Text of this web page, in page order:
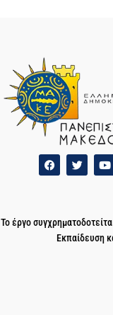
Το έργο
Εκπαίδευση